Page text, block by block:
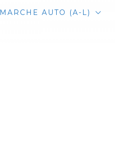
MARCHE AUTO (A-L)